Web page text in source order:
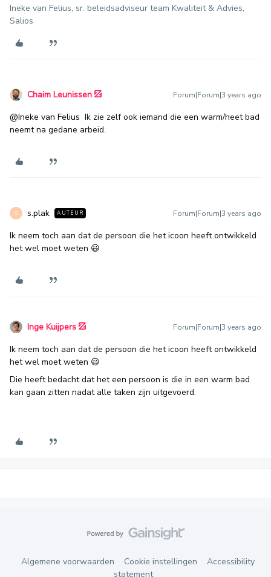
Ineke van Felius, sr. beleidsadviseur team Kwaliteit & Advies,
Salios
Chaim Leunissen Forum|Forum|3 years ago
@Ineke van Felius Ik zie zelf ook iemand die een warm/heet bad
neemt na gedane arbeid.
S s.plak AUTEUR Forum|Forum|3 years ago
Ik neem toch aan dat de persoon die het icoon heeft ontwikkeld
het wel moet weten 😃
Inge Kuijpers Forum|Forum|3 years ago
Ik neem toch aan dat de persoon die het icoon heeft ontwikkeld
het wel moet weten 😃
Die heeft bedacht dat het een persoon is die in een warm bad
kan gaan zitten nadat alle taken zijn uitgevoerd.
Algemene voorwaarden Cookie instellingen
Accessibility
statement